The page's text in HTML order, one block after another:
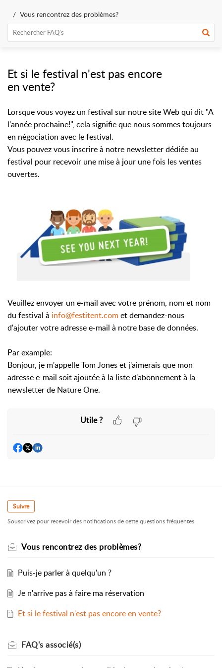
Vous rencontrez des problèmes?
Et si le festival n'est pas encore
en vente?
Lorsque vous voyez un festival sur notre site Web qui dit "A
l'année prochaine!", cela signifie que nous sommes toujours
en négociation avec le festival.
Vous pouvez vous inscrire à notre newsletter dédiée au
festival pour recevoir une mise à jour une fois les ventes
ouvertes.
Veuillez envoyer un e-mail avec votre prénom, nom et nom
du festival à info@festitent.comet demandez-nous
d'ajouter votre adresse e-mail à notre base de données.
Par example:
Bonjour, je m'appelle Tom Jones et j'aimerais que mon
adresse e-mail soit ajoutée à la liste d'abonnement à la
newsletter de Nature One.
Utile ?
Suivre
Souscrivez pour recevoir des notifications de cette questions fréquentes.
Vous rencontrez des problèmes?
Puis-je parler à quelqu'un ?
Je n'arrive pas à faire ma réservation
Et si le festival n'est pas encore en vente?
FAQ's associé(s)